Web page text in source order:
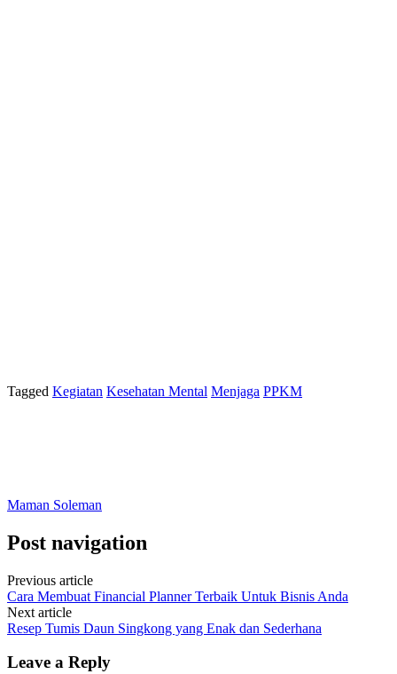
Tagged Kegiatan Kesehatan Mental Menjaga PPKM
Maman Soleman
Post navigation
Previous article
Cara Membuat Financial Planner Terbaik Untuk Bisnis Anda
Next article
Resep Tumis Daun Singkong yang Enak dan Sederhana
Leave a Reply